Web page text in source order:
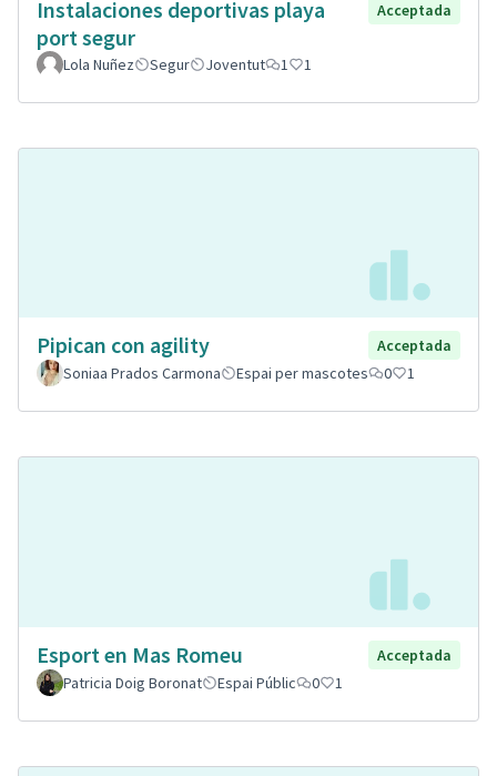
Instalaciones deportivas playa
port segur
Acceptada
Lola Nuñez Segur Joventut 1 1
Pipican con agility
Acceptada
Soniaa Prados Carmona
Espai per mascotes 0 1
Esport en Mas Romeu
Acceptada
Patricia Doig Boronat
Espai Públic 0 1